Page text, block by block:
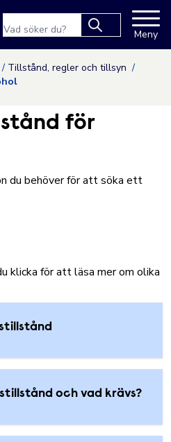
till innehåll
results.
Meny
Tillstånd, regler och tillsyn
för
du behöver för att söka ett
klicka för att läsa mer om olika
och vad krävs?